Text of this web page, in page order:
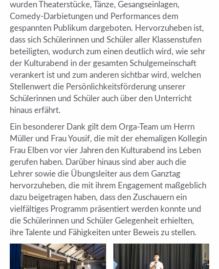
wurden Theaterstücke, Tänze, Gesangseinlagen,
Comedy-Darbietungen und Performances dem
gespannten Publikum dargeboten. Hervorzuheben ist,
dass sich Schülerinnen und Schüler aller Klassenstufen
beteiligten, wodurch zum einen deutlich wird, wie sehr
der Kulturabend in der gesamten Schulgemeinschaft
verankert ist und zum anderen sichtbar wird, welchen
Stellenwert die Persönlichkeitsförderung unserer
Schülerinnen und Schüler auch über den Unterricht
hinaus erfährt.
Ein besonderer Dank gilt dem Orga-Team um Herrn
Müller und Frau Yousif, die mit der ehemaligen Kollegin
Frau Elben vor vier Jahren den Kulturabend ins Leben
gerufen haben. Darüber hinaus sind aber auch die
Lehrer sowie die Übungsleiter aus dem Ganztag
hervorzuheben, die mit ihrem Engagement maßgeblich
dazu beigetragen haben, dass den Zuschauern ein
vielfältiges Programm präsentiert werden konnte und
die Schülerinnen und Schüler Gelegenheit erhielten,
ihre Talente und Fähigkeiten unter Beweis zu stellen.